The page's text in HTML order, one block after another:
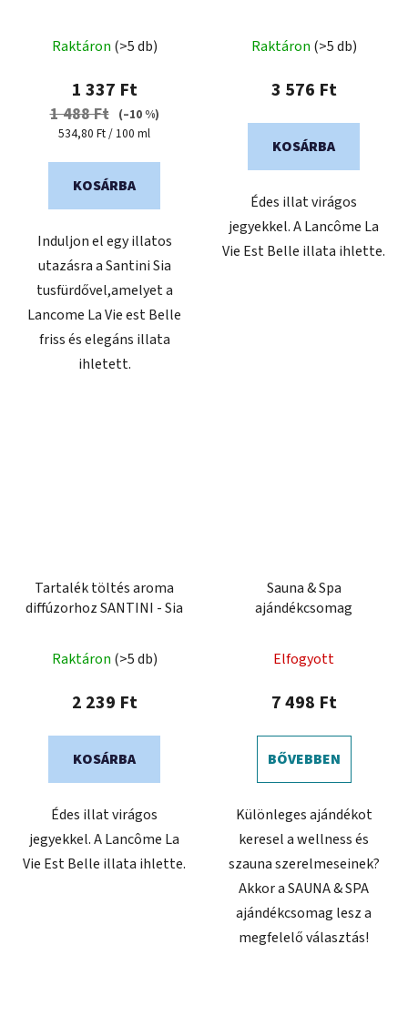
Raktáron (>5 db)
1 337 Ft
1 488 Ft
(–10 %)
Egységár:
534,80 Ft / 100 ml
KOSÁRBA
Induljon el egy illatos
utazásra a Santini Sia
tusfürdővel,amelyet a
Lancome La Vie est Belle
friss és elegáns illata
ihletett.
Raktáron (>5 db)
3 576 Ft
KOSÁRBA
Édes illat virágos
jegyekkel. A Lancôme La
Vie Est Belle illata ihlette.
Tartalék töltés aroma
diffúzorhoz SANTINI - Sia
Raktáron (>5 db)
2 239 Ft
KOSÁRBA
Édes illat virágos
jegyekkel. A Lancôme La
Vie Est Belle illata ihlette.
Sauna & Spa
ajándékcsomag
Elfogyott
7 498 Ft
BŐVEBBEN
Különleges ajándékot
keresel a wellness és
szauna szerelmeseinek?
Akkor a SAUNA & SPA
ajándékcsomag lesz a
megfelelő választás!